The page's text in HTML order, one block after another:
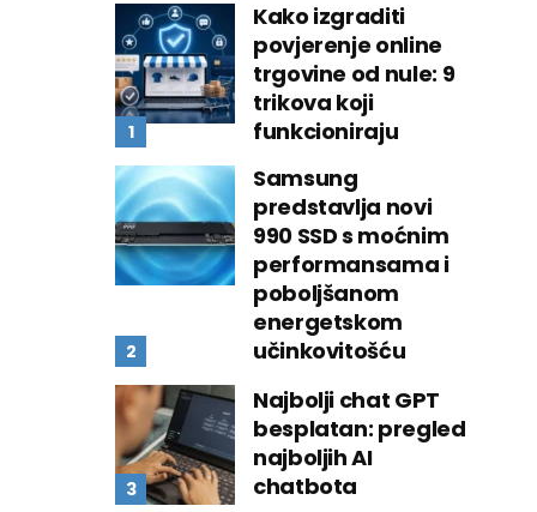
Kako izgraditi
povjerenje online
trgovine od nule: 9
trikova koji
funkcioniraju
Samsung
predstavlja novi
990 SSD s moćnim
performansama i
poboljšanom
energetskom
učinkovitošću
Najbolji chat GPT
besplatan: pregled
najboljih AI
chatbota